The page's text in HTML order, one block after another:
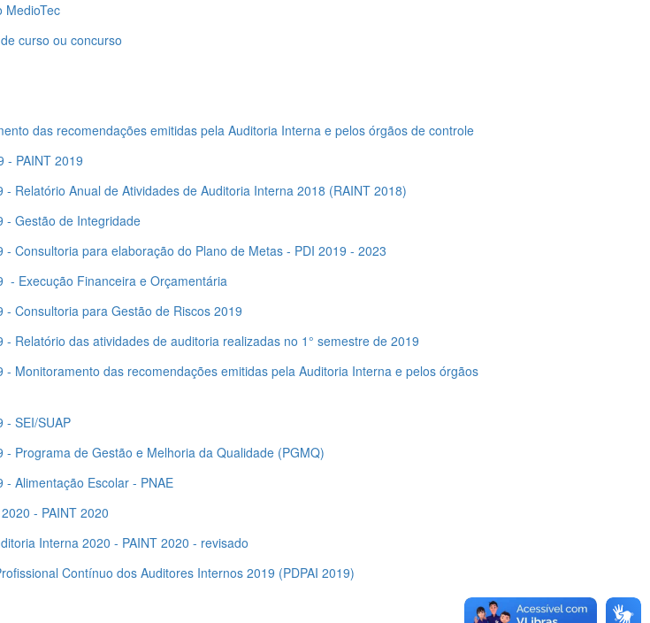
MedioTec
curso ou concurso
das recomendações emitidas pela Auditoria Interna e pelos órgãos de controle
- PAINT 2019
- Relatório Anual de Atividades de Auditoria Interna 2018 (RAINT 2018)
- Gestão de Integridade
- Consultoria para elaboração do Plano de Metas - PDI 2019 - 2023
- Execução Financeira e Orçamentária
- Consultoria para Gestão de Riscos 2019
- Relatório das atividades de auditoria realizadas no 1° semestre de 2019
- Monitoramento das recomendações emitidas pela Auditoria Interna e pelos órgãos
- SEI/SUAP
- Programa de Gestão e Melhoria da Qualidade (PGMQ)
- Alimentação Escolar - PNAE
- PAINT 2020
Interna 2020 - PAINT 2020 - revisado
Contínuo dos Auditores Internos 2019 (PDPAI 2019)